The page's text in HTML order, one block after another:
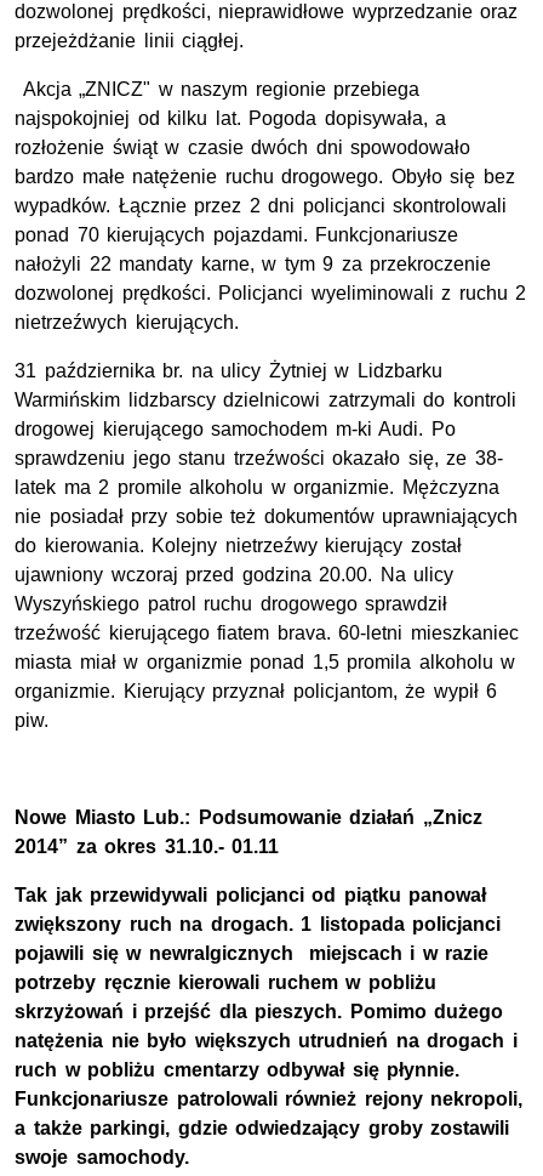
dozwolonej prędkości, nieprawidłowe wyprzedzanie oraz
przejeżdżanie linii ciągłej.
Akcja „ZNICZ" w naszym regionie przebiega
najspokojniej od kilku lat. Pogoda dopisywała, a
rozłożenie świąt w czasie dwóch dni spowodowało
bardzo małe natężenie ruchu drogowego. Obyło się bez
wypadków. Łącznie przez 2 dni policjanci skontrolowali
ponad 70 kierujących pojazdami. Funkcjonariusze
nałożyli 22 mandaty karne, w tym 9 za przekroczenie
dozwolonej prędkości. Policjanci wyeliminowali z ruchu 2
nietrzeźwych kierujących.
31 października br. na ulicy Żytniej w Lidzbarku
Warmińskim lidzbarscy dzielnicowi zatrzymali do kontroli
drogowej kierującego samochodem m-ki Audi. Po
sprawdzeniu jego stanu trzeźwości okazało się, ze 38-
latek ma 2 promile alkoholu w organizmie. Mężczyzna
nie posiadał przy sobie też dokumentów uprawniających
do kierowania. Kolejny nietrzeźwy kierujący został
ujawniony wczoraj przed godzina 20.00. Na ulicy
Wyszyńskiego patrol ruchu drogowego sprawdził
trzeźwość kierującego fiatem brava. 60-letni mieszkaniec
miasta miał w organizmie ponad 1,5 promila alkoholu w
organizmie. Kierujący przyznał policjantom, że wypił 6
piw.
Nowe Miasto Lub.: Podsumowanie działań „Znicz
2014” za okres 31.10.- 01.11
Tak jak przewidywali policjanci od piątku panował
zwiększony ruch na drogach. 1 listopada policjanci
pojawili się w newralgicznych miejscach i w razie
potrzeby ręcznie kierowali ruchem w pobliżu
skrzyżowań i przejść dla pieszych. Pomimo dużego
natężenia nie było większych utrudnień na drogach i
ruch w pobliżu cmentarzy odbywał się płynnie.
Funkcjonariusze patrolowali również rejony nekropoli,
a także parkingi, gdzie odwiedzający groby zostawili
swoje samochody.